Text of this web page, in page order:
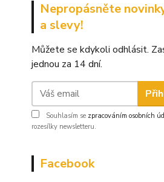
Nepropásněte
a slevy!
Můžete se kdykoli odhlásit.
jednou za 14 dní.
Souhlasím se zpracováním osobních
rozesílky newsletteru.
Facebook